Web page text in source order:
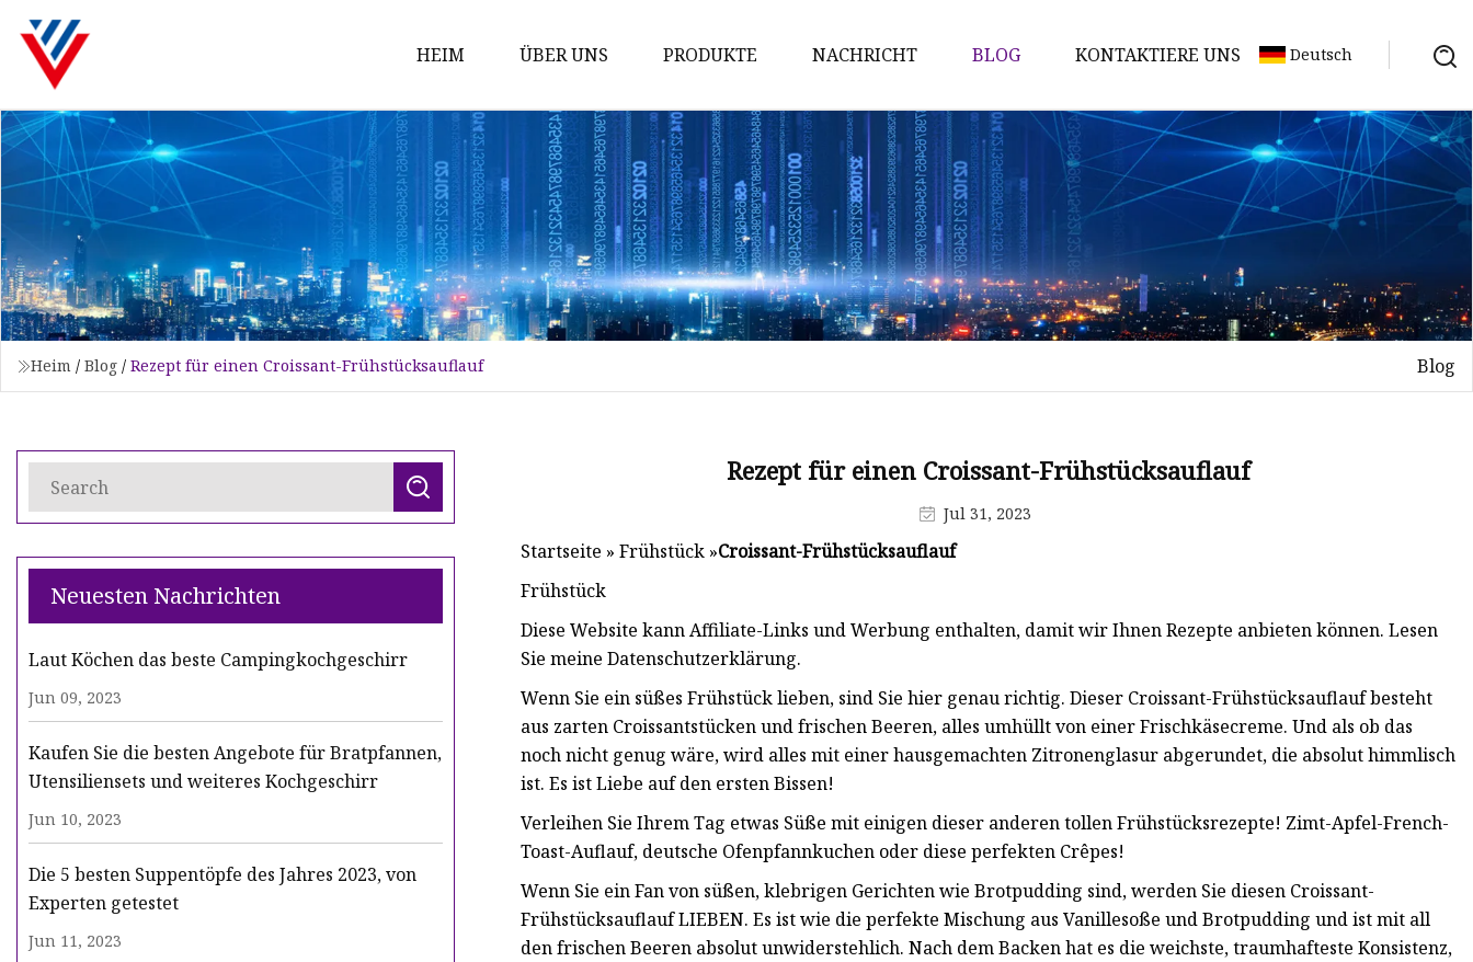
HEIM ÜBER UNS PRODUKTE
Wok
Bratpfannen
Kasserolle
Topf
Kochset
NACHRICHT BLOG KONTAKTIERE UNS Deutsch
Heim / Blog / Rezept für einen Croissant-Frühstücksauflauf Blog
Neuesten Nachrichten
Laut Köchen das beste Campingkochgeschirr
Jun 09, 2023
Kaufen Sie die besten Angebote für Bratpfannen,
Utensiliensets und weiteres Kochgeschirr
Jun 10, 2023
Die 5 besten Suppentöpfe des Jahres 2023, von
Experten getestet
Jun 11, 2023
Rezept für einen Croissant-Frühstücksauflauf
Jul 31, 2023
Startseite » Frühstück »Croissant-Frühstücksauflauf
Frühstück
Diese Website kann Affiliate-Links und Werbung enthalten, damit wir Ihnen Rezepte anbieten können. Lesen
Sie meine Datenschutzerklärung.
Wenn Sie ein süßes Frühstück lieben, sind Sie hier genau richtig. Dieser Croissant-Frühstücksauflauf besteht
aus zarten Croissantstücken und frischen Beeren, alles umhüllt von einer Frischkäsecreme. Und als ob das
noch nicht genug wäre, wird alles mit einer hausgemachten Zitronenglasur abgerundet, die absolut himmlisch
ist. Es ist Liebe auf den ersten Bissen!
Verleihen Sie Ihrem Tag etwas Süße mit einigen dieser anderen tollen Frühstücksrezepte! Zimt-Apfel-French-
Toast-Auflauf, deutsche Ofenpfannkuchen oder diese perfekten Crêpes!
Wenn Sie ein Fan von süßen, klebrigen Gerichten wie Brotpudding sind, werden Sie diesen Croissant-
Frühstücksauflauf LIEBEN. Es ist wie die perfekte Mischung aus Vanillesoße und Brotpudding und ist mit all
den frischen Beeren absolut unwiderstehlich. Nach dem Backen hat es die weichste, traumhafteste Konsistenz,